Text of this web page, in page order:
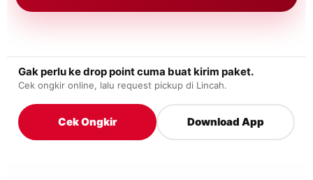
Gak perlu ke drop point cuma buat kirim paket.
Cek ongkir online, lalu request pickup di Lincah.
Cek Ongkir Download App